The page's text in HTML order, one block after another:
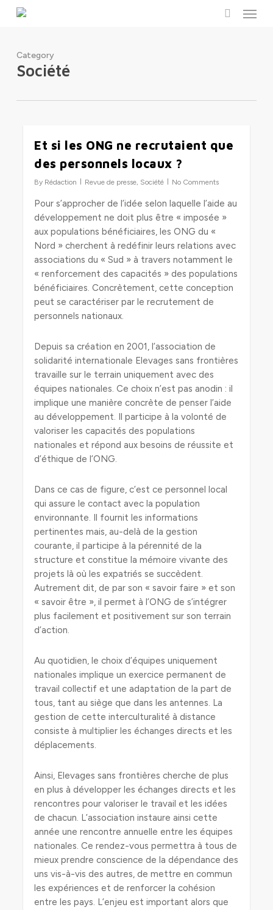
Menu
Category
Société
Et si les ONG ne recrutaient que
des personnels locaux ?
By Rédaction Revue de presse, Société No Comments
Pour s’approcher de l’idée selon laquelle l’aide au
développement ne doit plus être « imposée »
aux populations bénéficiaires, les ONG du «
Nord » cherchent à redéfinir leurs relations avec
associations du « Sud » à travers notamment le
« renforcement des capacités » des populations
bénéficiaires. Concrètement, cette conception
peut se caractériser par le recrutement de
personnels nationaux.
Depuis sa création en 2001, l’association de
solidarité internationale Elevages sans frontières
travaille sur le terrain uniquement avec des
équipes nationales. Ce choix n’est pas anodin : il
implique une manière concrète de penser l’aide
au développement. Il participe à la volonté de
valoriser les capacités des populations
nationales et répond aux besoins de réussite et
d’éthique de l’ONG.
Dans ce cas de figure, c’est ce personnel local
qui assure le contact avec la population
environnante. Il fournit les informations
pertinentes mais, au-delà de la gestion
courante, il participe à la pérennité de la
structure et constitue la mémoire vivante des
projets là où les expatriés se succèdent.
Autrement dit, de par son « savoir faire » et son
« savoir être », il permet à l’ONG de s’intégrer
plus facilement et positivement sur son terrain
d’action.
Au quotidien, le choix d’équipes uniquement
nationales implique un exercice permanent de
travail collectif et une adaptation de la part de
tous, tant au siège que dans les antennes. La
gestion de cette interculturalité à distance
consiste à multiplier les échanges directs et les
déplacements.
Ainsi, Elevages sans frontières cherche de plus
en plus à développer les échanges directs et les
rencontres pour valoriser le travail et les idées
de chacun. L’association instaure ainsi cette
année une rencontre annuelle entre les équipes
nationales. Ce rendez-vous permettra à tous de
mieux prendre conscience de la dépendance des
uns vis-à-vis des autres, de mettre en commun
les expériences et de renforcer la cohésion
entre les pays. L’enjeu est important alors que
0